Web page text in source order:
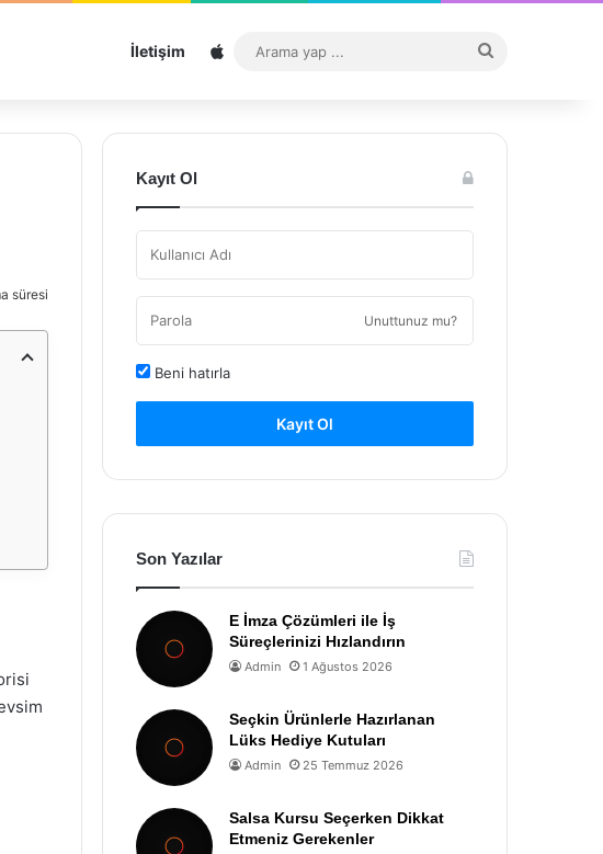
İletişim Sitemap
...
süresi
Kayıt Ol
Unuttunuz mu?
Beni hatırla
Kayıt Ol
Son Yazılar
E İmza Çözümleri ile İş
Süreçlerinizi Hızlandırın
Admin 1 Ağustos 2026
Seçkin Ürünlerle Hazırlanan
Lüks Hediye Kutuları
Admin 25 Temmuz 2026
Salsa Kursu Seçerken Dikkat
Etmeniz Gerekenler